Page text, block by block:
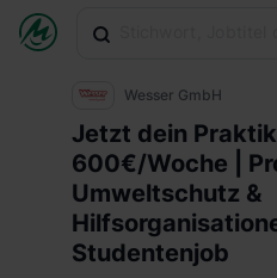
Wesser GmbH
Jetzt dein
600€/Woche |
Umweltschutz &
Studentenjob